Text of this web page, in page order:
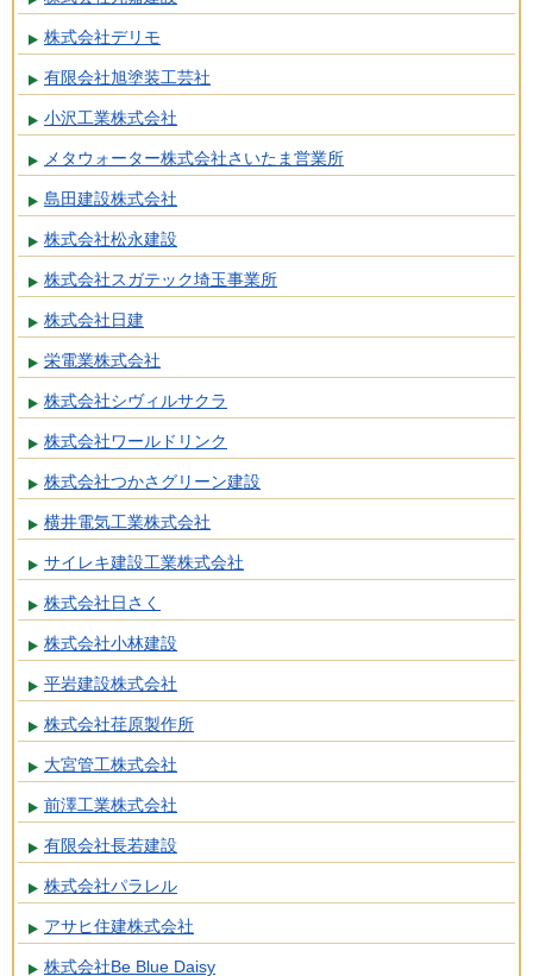
株式会社デリモ
有限会社旭塗装工芸社
小沢工業株式会社
メタウォーター株式会社さいたま営業所
島田建設株式会社
株式会社松永建設
株式会社スガテック埼玉事業所
株式会社日建
栄電業株式会社
株式会社シヴィルサクラ
株式会社ワールドリンク
株式会社つかさグリーン建設
横井電気工業株式会社
サイレキ建設工業株式会社
株式会社日さく
株式会社小林建設
平岩建設株式会社
株式会社荏原製作所
大宮管工株式会社
前澤工業株式会社
有限会社長若建設
株式会社パラレル
アサヒ住建株式会社
株式会社Be Blue Daisy